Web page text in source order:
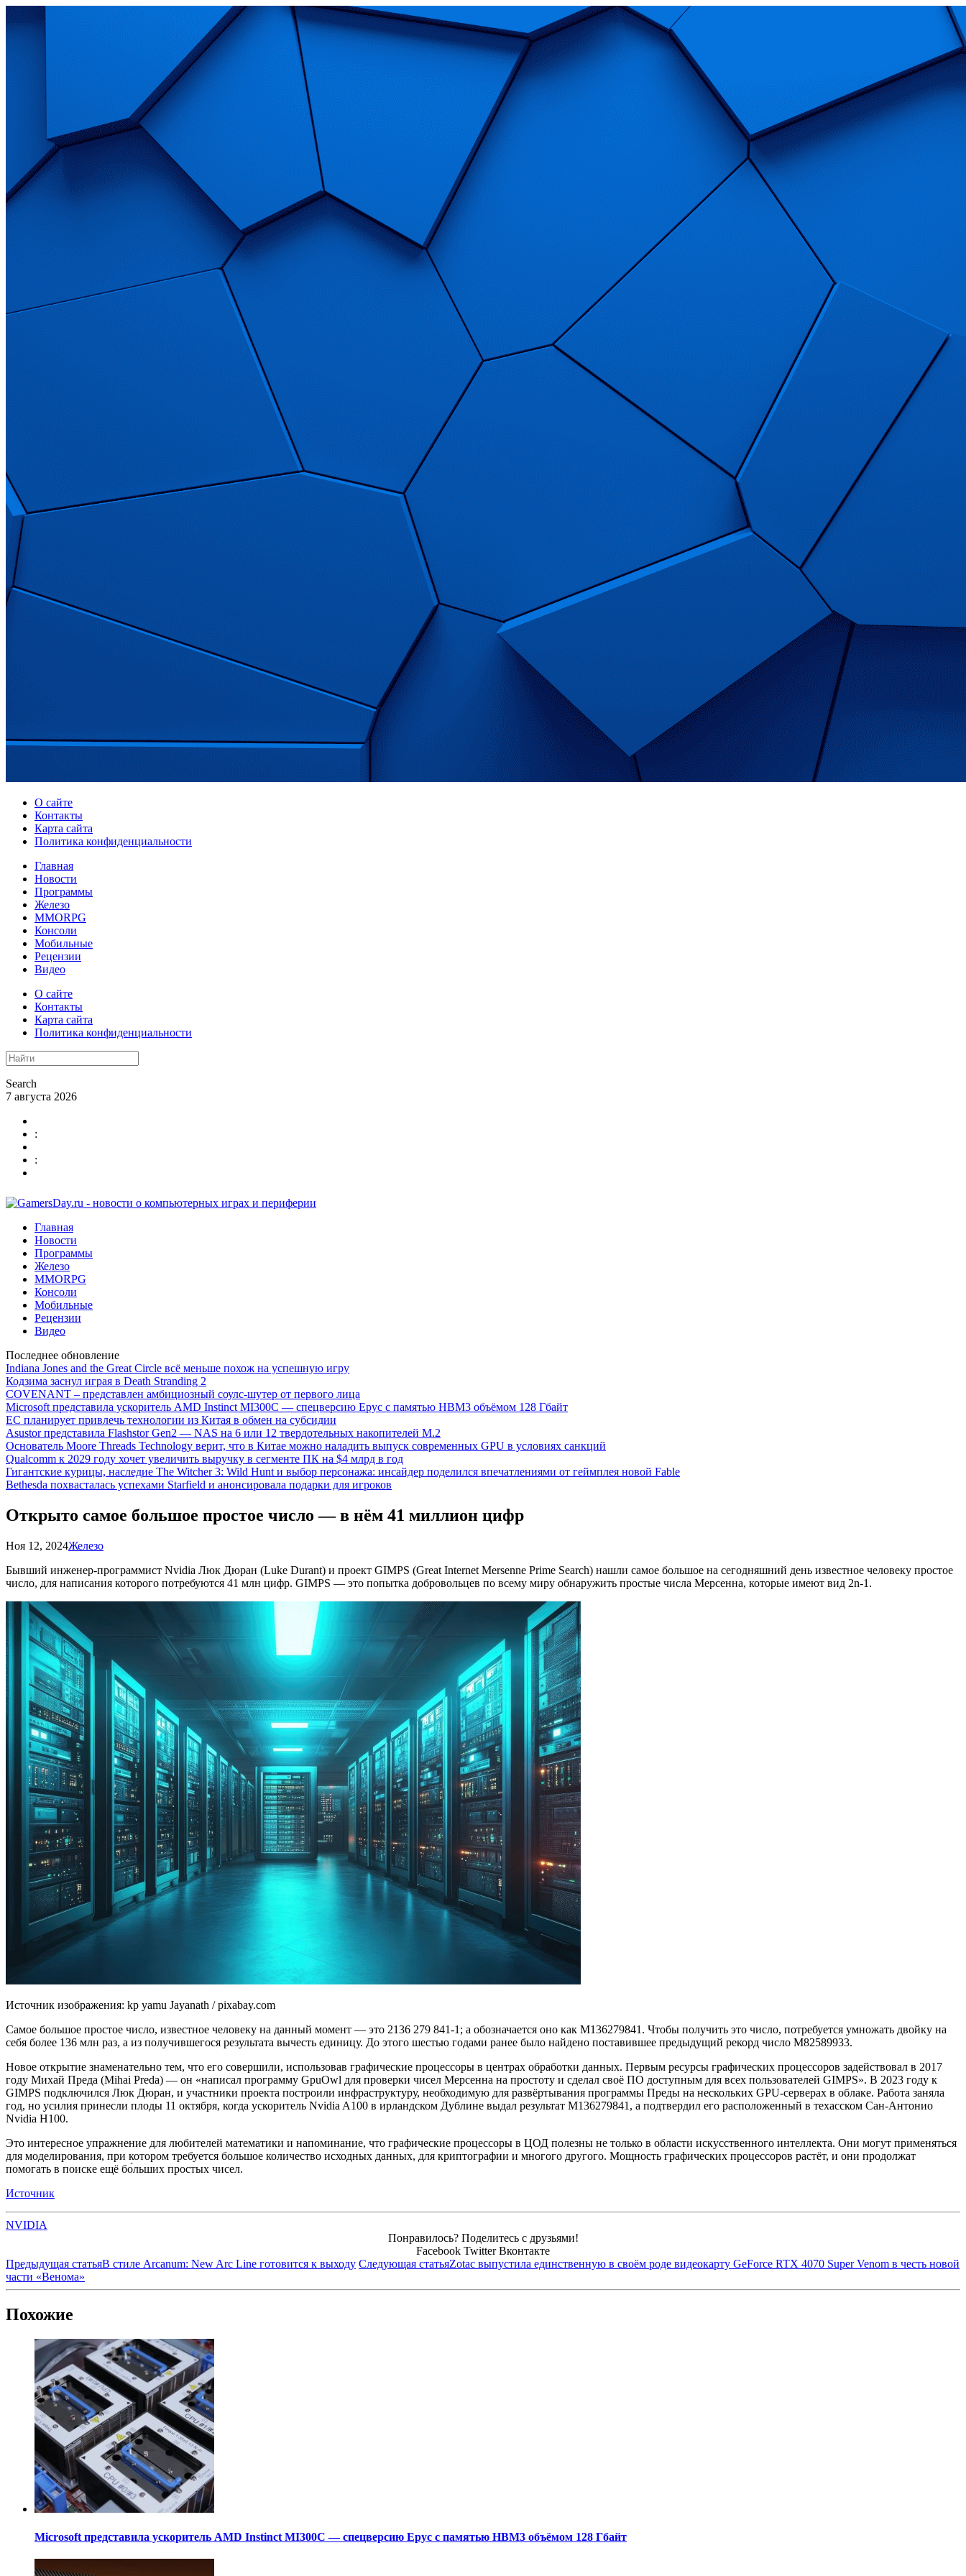
О сайте
Контакты
Карта сайта
Политика конфиденциальности
Главная
Новости
Программы
Железо
MMORPG
Консоли
Мобильные
Рецензии
Видео
О сайте
Контакты
Карта сайта
Политика конфиденциальности
Search
7 августа 2026
:
:
Главная
Новости
Программы
Железо
MMORPG
Консоли
Мобильные
Рецензии
Видео
Последнее обновление
Indiana Jones and the Great Circle всё меньше похож на успешную игру
Кодзима заснул играя в Death Stranding 2
COVENANT – представлен амбициозный соулс-шутер от первого лица
Microsoft представила ускоритель AMD Instinct MI300C — спецверсию Epyc с памятью HBM3 объёмом 128 Гбайт
ЕС планирует привлечь технологии из Китая в обмен на субсидии
Asustor представила Flashstor Gen2 — NAS на 6 или 12 твердотельных накопителей M.2
Основатель Moore Threads Technology верит, что в Китае можно наладить выпуск современных GPU в условиях санкций
Qualcomm к 2029 году хочет увеличить выручку в сегменте ПК на $4 млрд в год
Гигантские курицы, наследие The Witcher 3: Wild Hunt и выбор персонажа: инсайдер поделился впечатлениями от геймплея новой Fable
Bethesda похвасталась успехами Starfield и анонсировала подарки для игроков
Открыто самое большое простое число — в нём 41 миллион цифр
Ноя 12, 2024Железо
Бывший инженер-программист Nvidia Люк Дюран (Luke Durant) и проект GIMPS (Great Internet Mersenne Prime Search) нашли самое большое на сегодняшний день известное человеку простое
число, для написания которого потребуются 41 млн цифр. GIMPS — это попытка добровольцев по всему миру обнаружить простые числа Мерсенна, которые имеют вид 2n-1.
Источник изображения: kp yamu Jayanath / pixabay.com
Самое большое простое число, известное человеку на данный момент — это 2136 279 841-1; а обозначается оно как M136279841. Чтобы получить это число, потребуется умножать двойку на
себя более 136 млн раз, а из получившегося результата вычесть единицу. До этого шестью годами ранее было найдено поставившее предыдущий рекорд число M82589933.
Новое открытие знаменательно тем, что его совершили, использовав графические процессоры в центрах обработки данных. Первым ресурсы графических процессоров задействовал в 2017
году Михай Преда (Mihai Preda) — он «написал программу GpuOwl для проверки чисел Мерсенна на простоту и сделал своё ПО доступным для всех пользователей GIMPS». В 2023 году к
GIMPS подключился Люк Дюран, и участники проекта построили инфраструктуру, необходимую для развёртывания программы Преды на нескольких GPU-серверах в облаке. Работа заняла
год, но усилия принесли плоды 11 октября, когда ускоритель Nvidia A100 в ирландском Дублине выдал результат M136279841, а подтвердил его расположенный в техасском Сан-Антонио
Nvidia H100.
Это интересное упражнение для любителей математики и напоминание, что графические процессоры в ЦОД полезны не только в области искусственного интеллекта. Они могут применяться
для моделирования, при котором требуется большое количество исходных данных, для криптографии и многого другого. Мощность графических процессоров растёт, и они продолжат
помогать в поиске ещё бо́льших простых чисел.
Источник
NVIDIA
Понравилось? Поделитесь с друзьями!
Facebook Twitter Вконтакте
Предыдущая статьяВ стиле Arcanum: New Arc Line готовится к выходу Следующая статьяZotac выпустила единственную в своём роде видеокарту GeForce RTX 4070 Super Venom в честь новой
части «Венома»
Похожие
Microsoft представила ускоритель AMD Instinct MI300C — спецверсию Epyc с памятью HBM3 объёмом 128 Гбайт